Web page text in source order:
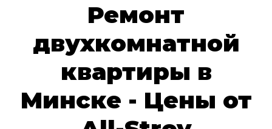
Ремонт
двухкомнатной
квартиры в
Минске - Цены от